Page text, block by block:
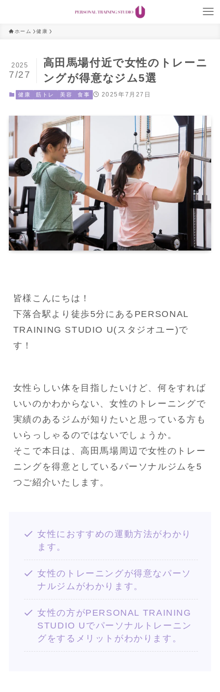
ホーム 健康
高田馬場付近で女性のトレーニ
ングが得意なジム5選
2025
7/27
健康 筋トレ 美容 食事 2025年7月27日
皆様こんにちは！
下落合駅より徒歩5分にあるPERSONAL
TRAINING STUDIO U(スタジオユー)で
す！
女性らしい体を目指したいけど、何をすれば
いいのかわからない、女性のトレーニングで
実績のあるジムが知りたいと思っている方も
いらっしゃるのではないでしょうか。
そこで本日は、高田馬場周辺で女性のトレー
ニングを得意としているパーソナルジムを5
つご紹介いたします。
女性におすすめの運動方法がわかり
ます。
女性のトレーニングが得意なパーソ
ナルジムがわかります。
女性の方がPERSONAL TRAINING
STUDIO Uでパーソナルトレーニン
グをするメリットがわかります。